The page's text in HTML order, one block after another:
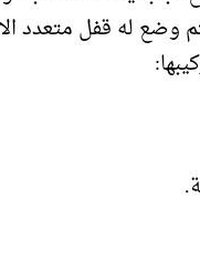
وضع له قفل متعدد